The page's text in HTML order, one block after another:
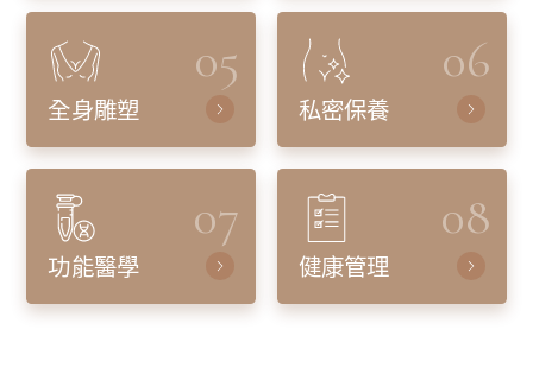
05
全身雕塑
06
私密保養
07
功能醫學
08
健康管理